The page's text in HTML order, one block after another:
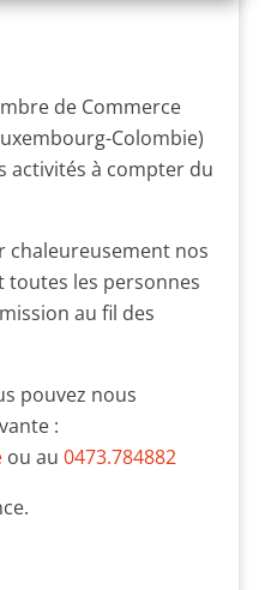
de Commerce
Colombie)
activités à compter du
chaleureusement nos
toutes les personnes
au fil des
pouvez nous
:
ou au 0473.784882